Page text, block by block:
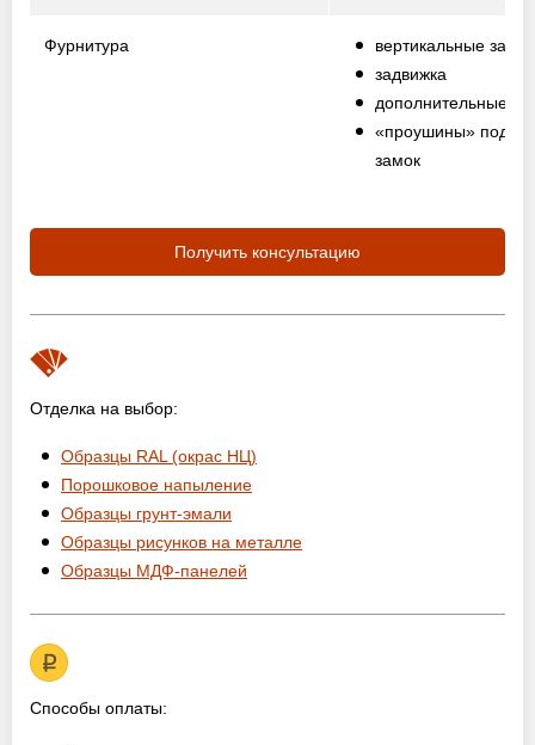
Фурнитура
вертикальные
задвижка
дополнительные
«проушины» под
замок
Получить консультацию
Отделка на выбор:
Образцы RAL (окрас НЦ)
Порошковое напыление
Образцы грунт-эмали
Образцы рисунков на металле
Образцы МДФ-панелей
Способы оплаты: